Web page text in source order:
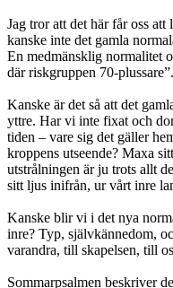
Jag tror att det här får oss
kanske inte det gamla
En medmänsklig normalitet
där riskgruppen 70-plussare”.
Kanske är det så att det
yttre. Har vi inte fixat och
tiden – vare sig det gäller
kroppens utseende? Maxa
utstrålningen är ju trots allt
sitt ljus inifrån, ur vårt inre
Kanske blir vi i det nya
inre? Typ, självkännedom,
varandra, till skapelsen, till
Sommarpsalmen beskriver